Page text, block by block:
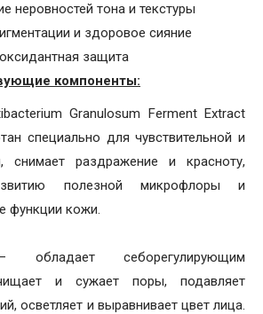
неровностей тона и текстуры
и здоровое сияние
защита
компоненты:
Granulosum Ferment Extract
специально для чувствительной и
снимает раздражение и красноту,
полезной микрофлоры и
функции кожи.
себорегулирующим
и сужает поры, подавляет
осветляет и выравнивает цвет лица.